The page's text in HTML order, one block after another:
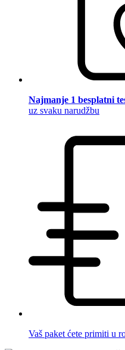
Najmanje 1 besplatni
uz svaku narudžbu
Vaš paket ćete primiti u